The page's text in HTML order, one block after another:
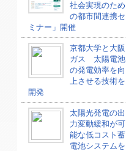
社会実現のため
の都市間連携セ
ミナー」開催
京都大学と大阪
ガス 太陽電池
の発電効率を向
上させる技術を
開発
太陽光発電の出
力変動緩和が可
能な低コスト蓄
電池システムを